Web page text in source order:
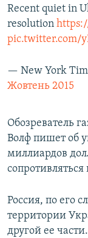
Recent quiet in
resolution
pic.twitter.com/
— New York
Жовтень 2015
Обозреватель
Волф пишет об
миллиардов
Россия, по его
территории
другой ее